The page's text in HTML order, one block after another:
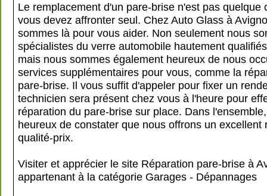
Le remplacement d'un pare-brise n'est pas quelque
vous devez affronter seul. Chez Auto Glass à
sommes là pour vous aider. Non seulement nous
spécialistes du verre automobile hautement
mais nous sommes également heureux de nous
services supplémentaires pour vous, comme la
pare-brise. Il vous suffit d'appeler pour fixer un
technicien sera présent chez vous à l'heure pour
réparation du pare-brise sur place. Dans
heureux de constater que nous offrons un excellent
qualité-prix.
Visiter et apprécier le site Réparation pare-brise à
appartenant à la catégorie Garages - Dépannages